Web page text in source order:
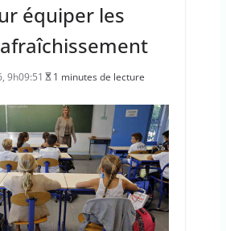
équiper les
9h09:51
1 minutes de lecture